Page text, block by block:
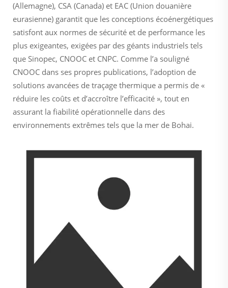
(Allemagne), CSA (Canada) et EAC (Union douanière
eurasienne) garantit que les conceptions écoénergétiques
satisfont aux normes de sécurité et de performance les
plus exigeantes, exigées par des géants industriels tels
que Sinopec, CNOOC et CNPC. Comme l’a souligné
CNOOC dans ses propres publications, l’adoption de
solutions avancées de traçage thermique a permis de «
réduire les coûts et d’accroître l’efficacité », tout en
assurant la fiabilité opérationnelle dans des
environnements extrêmes tels que la mer de Bohai.